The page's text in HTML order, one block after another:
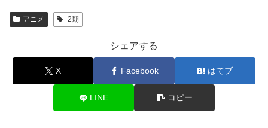
アニメ 2期
シェアする
X Facebook はてブ
LINE コピー